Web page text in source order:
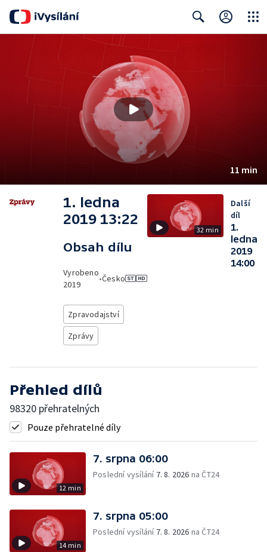
11 min
1. ledna
2019 13:22
Obsah dílu
Vyrobeno
2019
•Česko
Zpravodajství
Zprávy
32 min
Další
díl
1.
ledna
2019
14:00
Přehled dílů
98320 přehratelných
Pouze přehratelné díly
12 min
7. srpna 06:00
Poslední vysílání 7. 8. 2026 na ČT24
14 min
7. srpna 05:00
Poslední vysílání 7. 8. 2026 na ČT24